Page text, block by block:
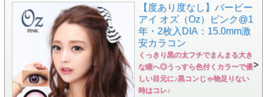
【度あり度なし】バービー
アイ オズ（Oz）ピンク@1
年・2枚入DIA：15.0mm激
安カラコン
くっきり黒の太フチでまんまる大き
な瞳へ◎うっすら色付くカラーで優
しい目元に♪黒コンじゃ物足りない
時はコレ♪